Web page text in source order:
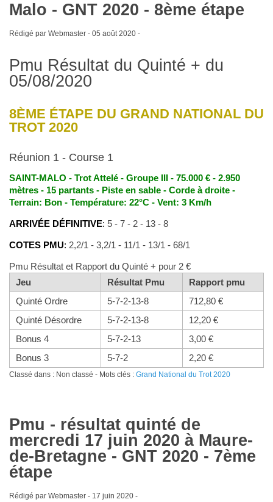
Malo - GNT 2020 - 8ème étape
Rédigé par Webmaster - 05 août 2020-
Pmu Résultat du Quinté + du
05/08/2020
8ÈME ÉTAPE DU GRAND NATIONAL DU
TROT 2020
Réunion 1 - Course 1
SAINT-MALO - Trot Attelé - Groupe III - 75.000 € - 2.950
mètres - 15 partants - Piste en sable - Corde à droite -
Terrain: Bon - Température: 22°C - Vent: 3 Km/h
ARRIVÉE DÉFINITIVE: 5 - 7 - 2 - 13 - 8
COTES PMU: 2,2/1 - 3,2/1 - 11/1 - 13/1 - 68/1
Pmu Résultat et Rapport du Quinté + pour 2 €
Jeu
Résultat Pmu
Rapport pmu
Quinté Ordre
5-7-2-13-8
712,80 €
Quinté Désordre
5-7-2-13-8
12,20 €
Bonus 4
5-7-2-13
3,00 €
Bonus 3
5-7-2 2,20 €
Classé dans : Non classé - Mots clés : Grand National du Trot 2020
Pmu - résultat quinté de
mercredi 17 juin 2020 à Maure-
de-Bretagne - GNT 2020 - 7ème
étape
Rédigé par Webmaster - 17 juin 2020-